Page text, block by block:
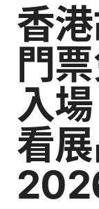
香
門
入
看